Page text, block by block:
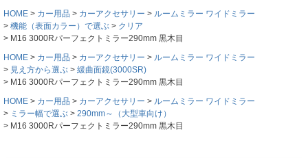
HOME
カー用品 カーアクセサリー
ルームミラー ワイドミラー
機能（表面カラー）で選ぶ
クリア
M16 3000Rパーフェクトミラー290mm 黒木目
HOME
カー用品 カーアクセサリー
ルームミラー ワイドミラー
見え方から選ぶ
緩曲面鏡(3000SR)
M16 3000Rパーフェクトミラー290mm 黒木目
HOME
カー用品 カーアクセサリー
ルームミラー ワイドミラー
ミラー幅で選ぶ
290mm～（大型車向け）
M16 3000Rパーフェクトミラー290mm 黒木目